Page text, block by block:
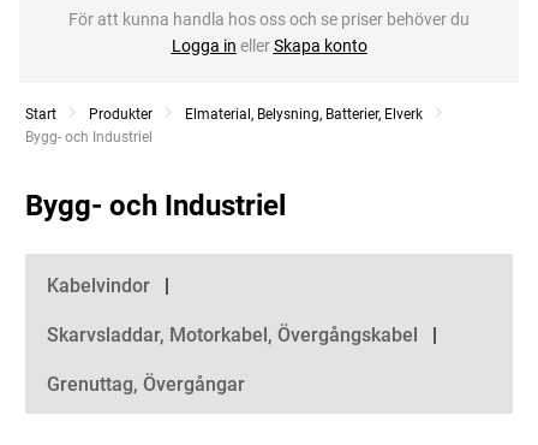
För att kunna handla hos oss och se priser behöver du
Logga in ellerSkapa konto
Start Produkter
Elmaterial, Belysning, Batterier, Elverk
Current:
Bygg- och Industriel
Bygg- och Industriel
Kategorier
Kabelvindor
Skarvsladdar, Motorkabel, Övergångskabel
Grenuttag, Övergångar